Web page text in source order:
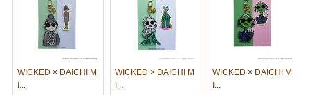
WICKED × DAICHI M
I...
WICKED × DAICHI M
I...
WICKED × DAICHI M
I...